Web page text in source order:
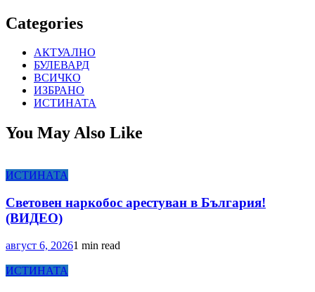
Categories
АКТУАЛНО
БУЛЕВАРД
ВСИЧКО
ИЗБРАНО
ИСТИНАТА
You May Also Like
ИСТИНАТА
Световен наркобос арестуван в България!
(ВИДЕО)
август 6, 20261 min read
ИСТИНАТА